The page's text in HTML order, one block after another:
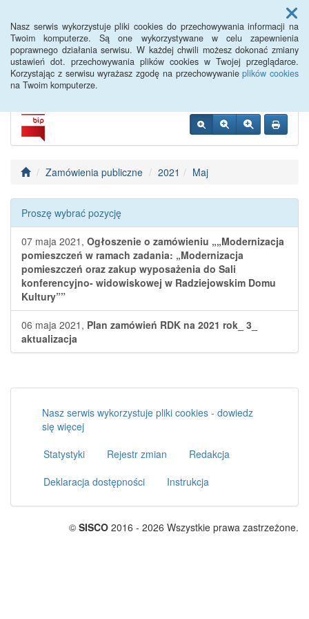
Nasz serwis wykorzystuje pliki cookies do przechowywania informacji na
Twoim komputerze. Są one wykorzystywane w celu zapewnienia
poprawnego działania serwisu. W każdej chwili możesz dokonać zmiany
ustawień dot. przechowywania plików cookies w Twojej przeglądarce.
Korzystając z serwisu wyrażasz zgodę na przechowywanieplików cookies
na Twoim komputerze.
Menu
Radziejowski Dom Kultury
Zamówienia publiczne 2021 Maj
Proszę wybrać pozycję
07 maja 2021, Ogłoszenie o zamówieniu „„Modernizacja
pomieszczeń w ramach zadania: „Modernizacja
pomieszczeń oraz zakup wyposażenia do Sali
konferencyjno- widowiskowej w Radziejowskim Domu
Kultury””
06 maja 2021, Plan zamówień RDK na 2021 rok_ 3_
aktualizacja
Nasz serwis wykorzystuje pliki cookies - dowiedz
się więcej
Statystyki
Rejestr zmian
Redakcja
Deklaracja dostępności
Instrukcja
© SISCO 2016 - 2026 Wszystkie prawa zastrzeżone.